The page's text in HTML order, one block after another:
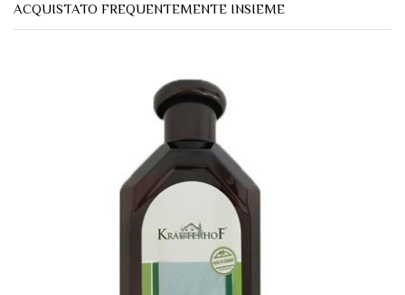
ACQUISTATO FREQUENTEMENTE INSIEME